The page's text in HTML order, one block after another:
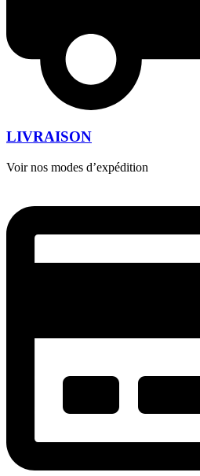
LIVRAISON
Voir nos modes d’expédition